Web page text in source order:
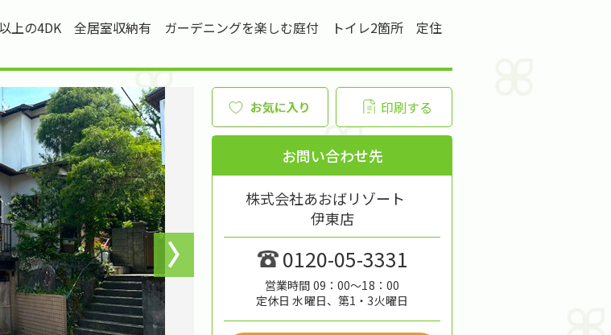
の4DK 全居室収納有 ガーデニングを楽しむ庭付 トイレ2箇所 定住
印刷する
お問い合わせ先
株式会社あおばリゾート
伊東店
0120-05-3331
営業時間 09：00～18：00
定休日 水曜日、第1・3火曜日